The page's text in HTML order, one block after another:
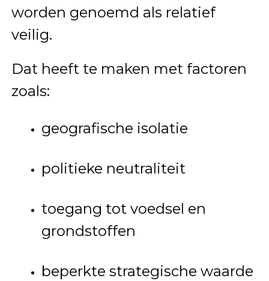
worden genoemd als relatief
veilig.
Dat heeft te maken met factoren
zoals:
geografische isolatie
politieke neutraliteit
toegang tot voedsel en
grondstoffen
beperkte strategische waarde